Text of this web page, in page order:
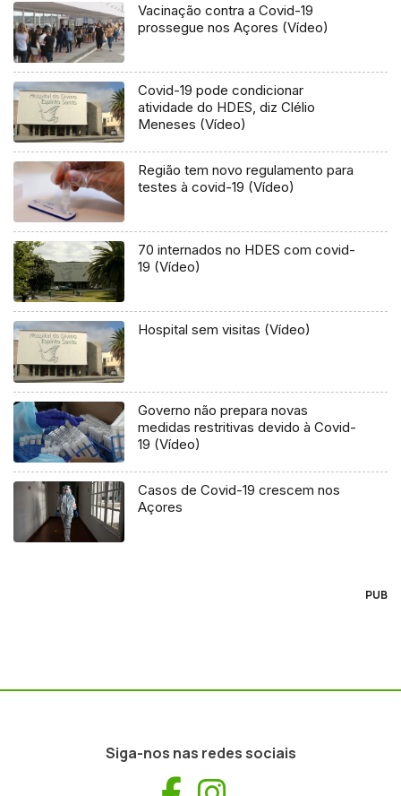
Vacinação contra a Covid-19
prossegue nos Açores (Vídeo)
Covid-19 pode condicionar
atividade do HDES, diz Clélio
Meneses (Vídeo)
Região tem novo regulamento para
testes à covid-19 (Vídeo)
70 internados no HDES com covid-
19 (Vídeo)
Hospital sem visitas (Vídeo)
Governo não prepara novas
medidas restritivas devido à Covid-
19 (Vídeo)
Casos de Covid-19 crescem nos
Açores
PUB
Siga-nos nas redes sociais